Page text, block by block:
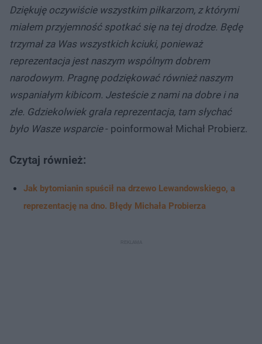
Dziękuję oczywiście wszystkim piłkarzom, z którymi
miałem przyjemność spotkać się na tej drodze. Będę
trzymał za Was wszystkich kciuki, ponieważ
reprezentacja jest naszym wspólnym dobrem
narodowym. Pragnę podziękować również naszym
wspaniałym kibicom. Jesteście z nami na dobre i na
złe. Gdziekolwiek grała reprezentacja, tam słychać
było Wasze wsparcie- poinformował Michał Probierz.
Czytaj również:
Jak bytomianin spuścił na drzewo Lewandowskiego, a
reprezentację na dno. Błędy Michała Probierza